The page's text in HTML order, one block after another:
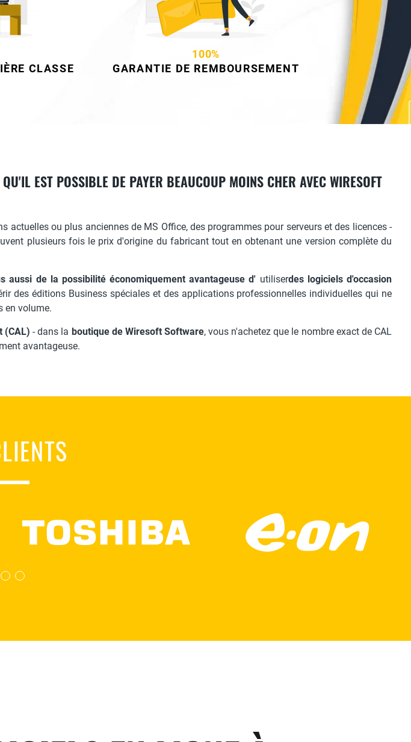
CLASSE
100%
GARANTIE DE REMBOURSEMENT
EST POSSIBLE DE PAYER BEAUCOUP MOINS CHER AVEC WIRESOFT
ou plus anciennes de MS Office, des programmes pour serveurs et des licences -
plusieurs fois le prix d'origine du fabricant tout en obtenant une version complète du
de la possibilité économiquement avantageuse d' utiliserdes logiciels d'occasion
des éditions Business spéciales et des applications professionnelles individuelles qui ne
en volume.
(CAL) - dans la boutique de Wiresoft Software, vous n'achetez que le nombre exact de CAL
avantageuse.